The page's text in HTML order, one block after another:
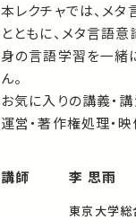
本レクチャでは、メ
とともに、メタ言語
身の言語学習を一緒
ん。
お気に入りの講義・
運営・著作権処理・
講師 李 思雨
東京大学